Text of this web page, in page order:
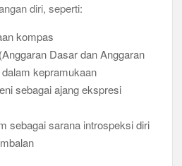
diri, seperti:
kompas
Dasar dan Anggaran
kepramukaan
sebagai ajang ekspresi
sebagai sarana introspeksi diri